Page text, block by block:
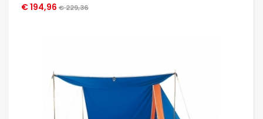
€ 194,96 € 229,36
OCCHIATA VELOCE